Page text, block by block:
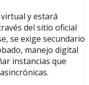
y estará
del sitio oficial
se exige secundario
manejo digital
instancias que